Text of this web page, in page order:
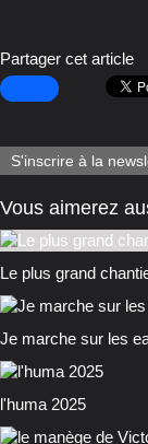
Partager cet article
S'inscrire à la
Vous aimerez
Le plus grand
Je marche sur les
l'huma 2025